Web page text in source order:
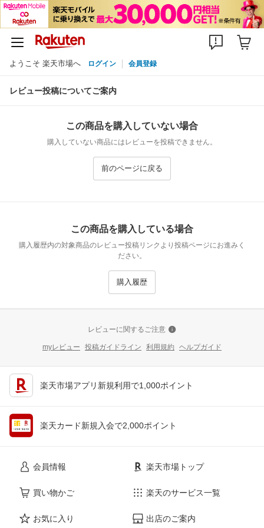
ようこそ 楽天市場へ ログイン 会員登録
レビュー投稿についてご案内
この商品を購入していない場合
購入していない商品にはレビューを投稿できません。
前のページに戻る
この商品を購入している場合
購入履歴内の対象商品のレビュー投稿リンクより投稿ページにお進みく
ださい。
購入履歴
レビューに関するご注意
myレビュー 投稿ガイドライン 利用規約 ヘルプガイド
楽天市場アプリ新規利用で1,000ポイント
楽天カード新規入会で2,000ポイント
会員情報
買い物かご
お気に入り
楽天市場トップ
楽天のサービス一覧
出店のご案内